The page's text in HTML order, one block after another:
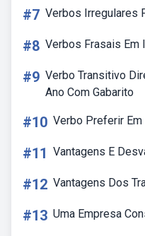
#7 Verbos Irregulares
#8 Verbos Frasais Em
#9 Verbo Transitivo
Ano Com Gabarito
#10 Verbo Preferir Em
#11 Vantagens E
#12 Vantagens Dos
#13 Uma Empresa